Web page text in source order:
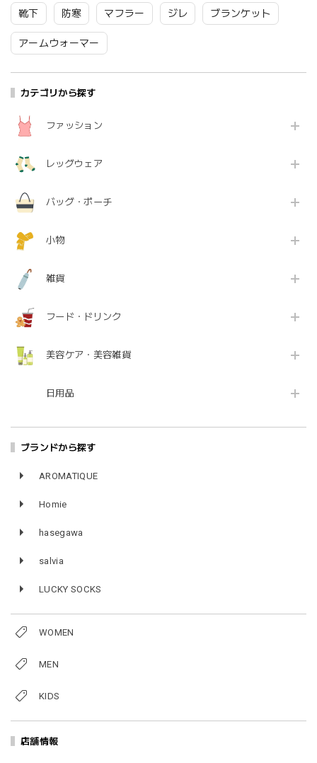
靴下 防寒 マフラー ジレ ブランケット
アームウォーマー
カテゴリから探す
ファッション
レッグウェア
バッグ・ポーチ
小物
雑貨
フード・ドリンク
美容ケア・美容雑貨
日用品
ブランドから探す
AROMATIQUE
Homie
hasegawa
salvia
LUCKY SOCKS
WOMEN
MEN
KIDS
店舗情報
快適 37-26101 Fr095
エロー LS-2519 Ls031